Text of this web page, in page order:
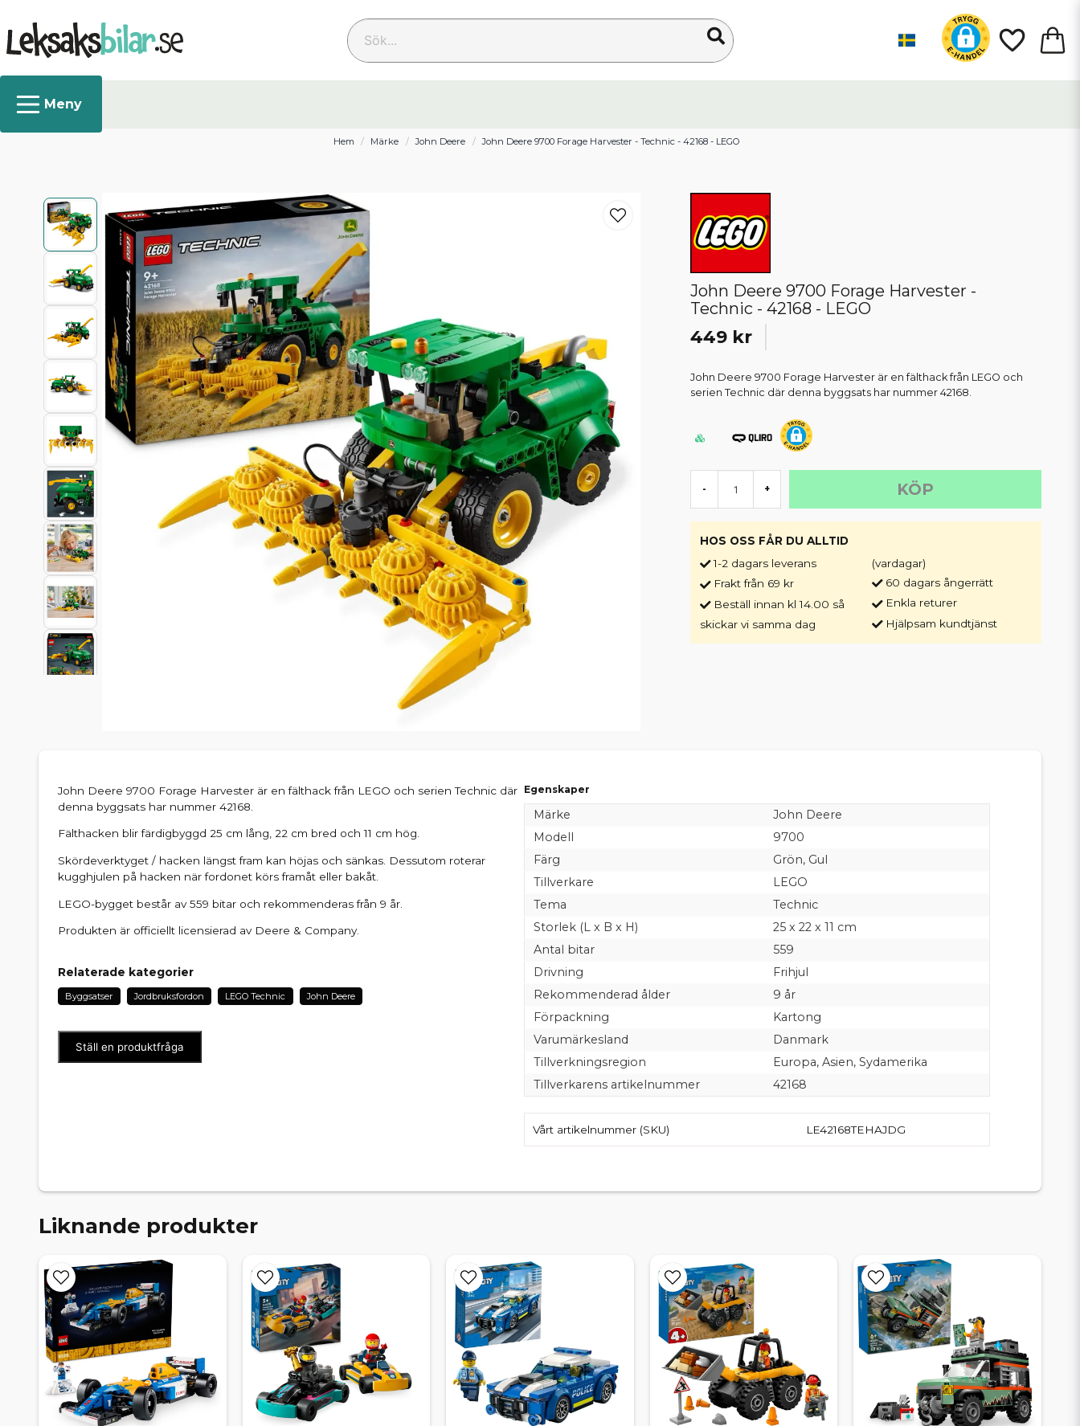
Sök...
Hem Märke John Deere John Deere 9700 Forage Harvester - Technic - 42168 - LEGO
John Deere 9700 Forage Harvester -
Technic - 42168 - LEGO
449 kr
John Deere 9700 Forage Harvester är en fälthack från LEGO och
serien Technic där denna byggsats har nummer 42168.
- + KÖP
HOS OSS FÅR DU ALLTID
1-2 dagars leverans
Frakt från 69 kr
Beställ innan kl 14.00 så
skickar vi samma dag
(vardagar)
60 dagars ångerrätt
Enkla returer
Hjälpsam kundtjänst
John Deere 9700 Forage Harvester är en fälthack från LEGO och serien Technic där
denna byggsats har nummer 42168.
Fälthacken blir färdigbyggd 25 cm lång, 22 cm bred och 11 cm hög.
Skördeverktyget / hacken längst fram kan höjas och sänkas. Dessutom roterar
kugghjulen på hacken när fordonet körs framåt eller bakåt.
LEGO-bygget består av 559 bitar och rekommenderas från 9 år.
Produkten är officiellt licensierad av Deere & Company.
Relaterade kategorier
Byggsatser Jordbruksfordon LEGO Technic John Deere
Ställ en produktfråga
Egenskaper
Märke
John Deere
Modell
9700
Färg
Grön, Gul
Tillverkare
LEGO
Tema
Technic
Storlek (L x B x H)
25 x 22 x 11 cm
Antal bitar
559
Drivning
Frihjul
Rekommenderad ålder
9 år
Förpackning
Kartong
Varumärkesland
Danmark
Tillverkningsregion
Europa, Asien, Sydamerika
Tillverkarens artikelnummer
42168
Vårt artikelnummer (SKU) LE42168TEHAJDG
Liknande produkter